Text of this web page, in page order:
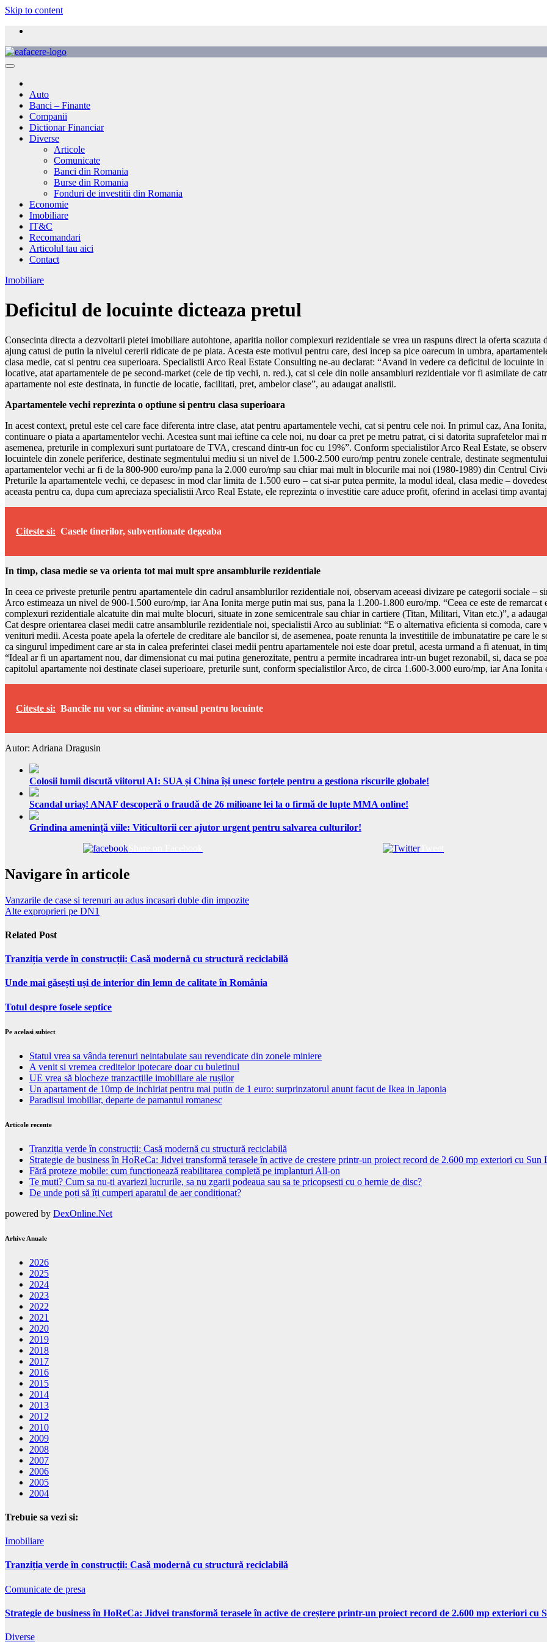
Skip to content
Auto
Banci – Finante
Companii
Dictionar Financiar
Diverse
Articole
Comunicate
Banci din Romania
Burse din Romania
Fonduri de investitii din Romania
Economie
Imobiliare
IT&C
Recomandari
Articolul tau aici
Contact
Imobiliare
Deficitul de locuinte dicteaza pretul
Consecinta directa a dezvoltarii pietei imobiliare autohtone, aparitia noilor complexuri rezidentiale se vrea un raspuns direct la oferta
ajung catusi de putin la nivelul cererii ridicate de pe piata. Acesta este motivul pentru care, desi incep sa pice oarecum in umbra,
clasa medie, cat si pentru cea superioara. Specialistii Arco Real Estate Consulting ne-au declarat: “Avand in vedere ca deficitul de locuinte
locative, atat apartamentele de pe second-market (cele de tip vechi, n. red.), cat si cele din noile ansambluri rezidentiale vor fi asimilate de
apartamente noi este destinata, in functie de locatie, facilitati, pret, ambelor clase”, au adaugat analistii.
Apartamentele vechi reprezinta o optiune si pentru clasa superioara
In acest context, pretul este cel care face diferenta intre clase, atat pentru apartamentele vechi, cat si pentru cele noi. In primul caz, Ana
continuare o piata a apartamentelor vechi. Acestea sunt mai ieftine ca cele noi, nu doar ca pret pe metru patrat, ci si datorita suprafetelor
asemenea, preturile in complexuri sunt purtatoare de TVA, crescand dintr-un foc cu 19%”. Conform specialistilor Arco Real Estate, se
locuintele din zonele periferice, destinate segmentului mediu si un nivel de 1.500-2.500 euro/mp pentru zonele centrale, destinate
apartamentelor vechi ar fi de la 800-900 euro/mp pana la 2.000 euro/mp sau chiar mai mult in blocurile mai noi (1980-1989) din Centrul
Preturile la apartamentele vechi, ce depasesc in mod clar limita de 1.500 euro – cat si-ar putea permite, la modul ideal, clasa medie –
aceasta pentru ca, dupa cum apreciaza specialistii Arco Real Estate, ele reprezinta o investitie care aduce profit, oferind in acelasi timp
Citeste si: Casele tinerilor, subventionate degeaba
In timp, clasa medie se va orienta tot mai mult spre ansamblurile rezidentiale
In ceea ce priveste preturile pentru apartamentele din cadrul ansamblurilor rezidentiale noi, observam aceeasi divizare pe categorii sociale –
Arco estimeaza un nivel de 900-1.500 euro/mp, iar Ana Ionita merge putin mai sus, pana la 1.200-1.800 euro/mp. “Ceea ce este de
complexuri rezidentiale alcatuite din mai multe blocuri, situate in zone semicentrale sau chiar in cartiere (Titan, Militari, Vitan etc.)”, a
Cat despre orientarea clasei medii catre ansamblurile rezidentiale noi, specialistii Arco au subliniat: “E o alternativa eficienta si comoda,
venituri medii. Acesta poate apela la ofertele de creditare ale bancilor si, de asemenea, poate renunta la investitiile de imbunatatire pe care
ca singurul impediment care ar sta in calea preferintei clasei medii pentru apartamentele noi este doar pretul, acesta urmand a fi atenuat, in
“Ideal ar fi un apartament nou, dar dimensionat cu mai putina generozitate, pentru a permite incadrarea intr-un buget rezonabil, si, daca se
capitolul apartamente noi destinate clasei superioare, preturile sunt, conform specialistilor Arco, de circa 1.600-3.000 euro/mp, iar Ana
Citeste si: Bancile nu vor sa elimine avansul pentru locuinte
Autor: Adriana Dragusin
Colosii lumii discută viitorul AI: SUA și China își unesc forțele pentru a gestiona riscurile globale!
Scandal uriaș! ANAF descoperă o fraudă de 26 milioane lei la o firmă de lupte MMA online!
Grindina amenință viile: Viticultorii cer ajutor urgent pentru salvarea culturilor!
Tweet
Navigare în articole
Vanzarile de case si terenuri au adus incasari duble din impozite
Alte exproprieri pe DN1
Related Post
Tranziția verde în construcții: Casă modernă cu structură reciclabilă
Unde mai găsești uși de interior din lemn de calitate în România
Totul despre fosele septice
Pe acelasi subiect
Statul vrea sa vânda terenuri neintabulate sau revendicate din zonele miniere
A venit si vremea creditelor ipotecare doar cu buletinul
UE vrea să blocheze tranzacțiile imobiliare ale rușilor
Un apartament de 10mp de inchiriat pentru mai putin de 1 euro: surprinzatorul anunt facut de Ikea in Japonia
Paradisul imobiliar, departe de pamantul romanesc
Articole recente
Tranziția verde în construcții: Casă modernă cu structură reciclabilă
Strategie de business în HoReCa: Jidvei transformă terasele în active de creștere printr-un proiect record de 2.600 mp exteriori cu Sun
Fără proteze mobile: cum funcționează reabilitarea completă pe implanturi All-on
Te muti? Cum sa nu-ti avariezi lucrurile, sa nu zgarii podeaua sau sa te pricopsesti cu o hernie de disc?
De unde poți să îți cumperi aparatul de aer condiționat?
powered by DexOnline.Net
Arhive Anuale
2026
2025
2024
2023
2022
2021
2020
2019
2018
2017
2016
2015
2014
2013
2012
2010
2009
2008
2007
2006
2005
2004
Trebuie sa vezi si:
Imobiliare
Tranziția verde în construcții: Casă modernă cu structură reciclabilă
Comunicate de presa
Strategie de business în HoReCa: Jidvei transformă terasele în active de creștere printr-un proiect record de 2.600 mp exteriori cu
Diverse